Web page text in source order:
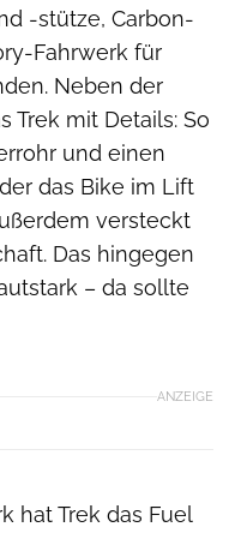
-stütze, Carbon-
Fahrwerk für
Neben der
Trek mit Details: So
und einen
das Bike im Lift
versteckt
Das hingegen
– da sollte
ANZEIGE
hat Trek das Fuel